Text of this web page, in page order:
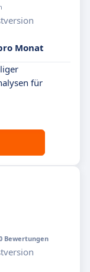
Monat
für
Bewertungen